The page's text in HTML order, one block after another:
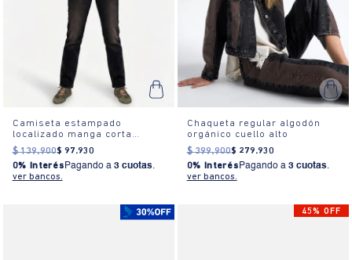
Camiseta estampado
localizado manga corta
cuello redondo para mujer
$ 139.900$ 97.930
0% InterésPagando a 3 cuotas.
ver bancos.
Chaqueta regular algodón
orgánico cuello alto
$ 399.900$ 279.930
0% InterésPagando a 3 cuotas.
ver bancos.
45% OFF